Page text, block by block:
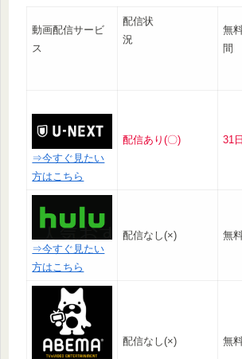
動画配信サービ
ス
配信状
況
無
⇒今すぐ見たい
方はこちら
配信あり(〇) 31
⇒今すぐ見たい
方はこちら
配信なし(×) 無
配信なし(×) 無